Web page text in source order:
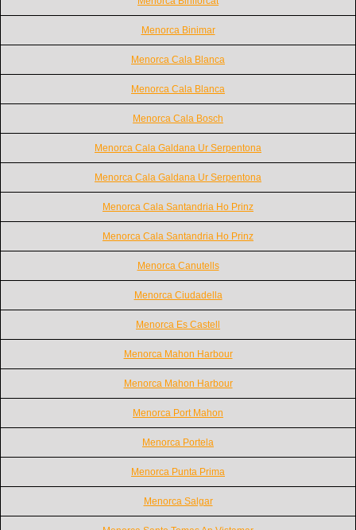
Menorca Binimar
Menorca Cala Blanca
Menorca Cala Blanca
Menorca Cala Bosch
Menorca Cala Galdana Ur Serpentona
Menorca Cala Galdana Ur Serpentona
Menorca Cala Santandria Ho Prinz
Menorca Cala Santandria Ho Prinz
Menorca Canutells
Menorca Ciudadella
Menorca Es Castell
Menorca Mahon Harbour
Menorca Mahon Harbour
Menorca Port Mahon
Menorca Portela
Menorca Punta Prima
Menorca Salgar